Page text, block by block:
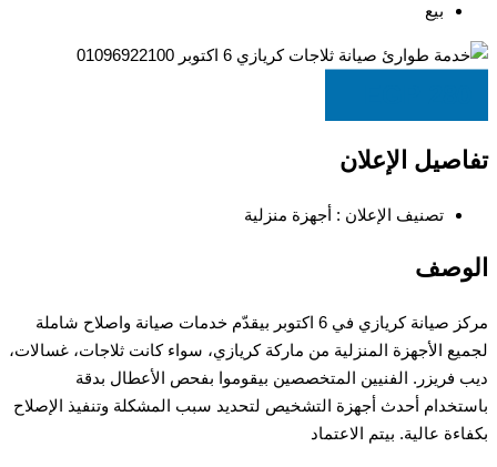
بيع
تفاصيل الإعلان
تصنيف الإعلان : أجهزة منزلية
الوصف
مركز صيانة كريازي في 6 اكتوبر بيقدّم خدمات صيانة واصلاح شاملة
لجميع الأجهزة المنزلية من ماركة كريازي، سواء كانت ثلاجات، غسالات،
ديب فريزر. الفنيين المتخصصين بيقوموا بفحص الأعطال بدقة
باستخدام أحدث أجهزة التشخيص لتحديد سبب المشكلة وتنفيذ الإصلاح
بكفاءة عالية. بيتم الاعتماد